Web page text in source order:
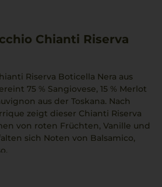
Chianti Riserva
Riserva Boticella Nera aus
75 % Sangiovese, 15 % Merlot
aus der Toskana. Nach
zeigt dieser Chianti Riserva
von roten Früchten, Vanille und
sich Noten von Balsamico,
der Rebsorten sorgt